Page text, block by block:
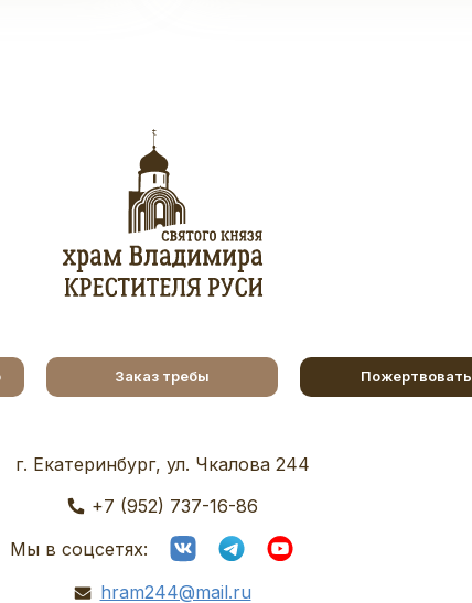
Заказ требы Пожертвовать
г. Екатеринбург, ул. Чкалова 244
+7 (952) 737-16-86
Мы в соцсетях:
hram244@mail.ru